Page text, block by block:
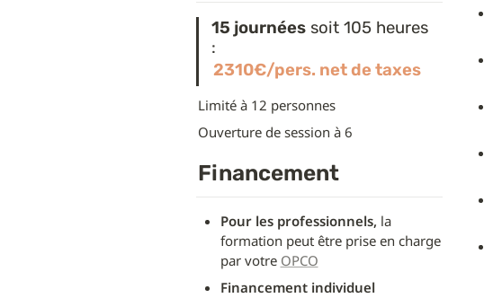
15 journées soit 105 heures
:
2310€/pers. net de taxes
Limité à 12 personnes
Ouverture de session à 6
Financement
Pour les professionnels, la
formation peut être prise en charge
par votre OPCO
Financement individuel